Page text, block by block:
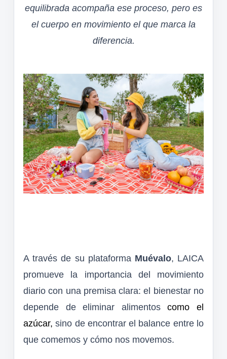
equilibrada acompaña ese proceso, pero es
el cuerpo en movimiento el que marca la
diferencia.
A través de su plataforma Muévalo, LAICA
promueve la importancia del movimiento
diario con una premisa clara: el bienestar no
depende de eliminar alimentoscomo el
azúcar,sino de encontrar el balance entre lo
que comemos y cómo nos movemos.